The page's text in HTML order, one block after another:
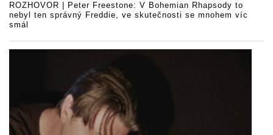
ROZHOVOR | Peter Freestone: V Bohemian Rhapsody to
nebyl ten správný Freddie, ve skutečnosti se mnohem víc
smál